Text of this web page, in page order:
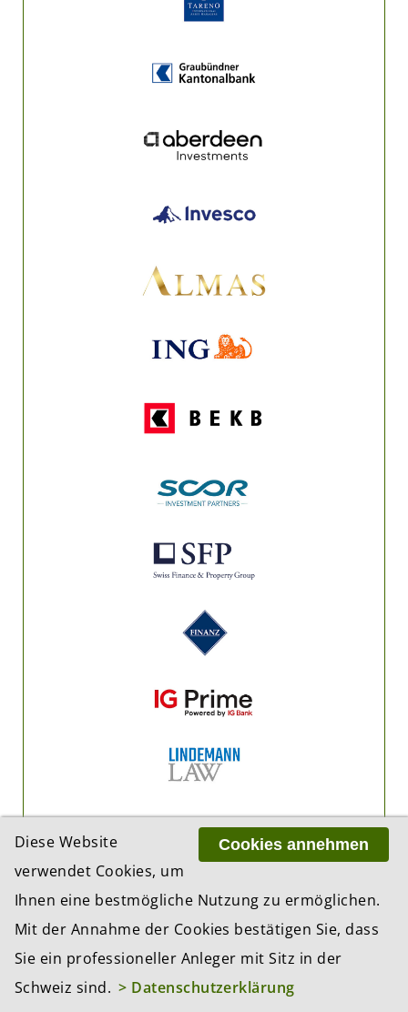
Cookies annehmen
Diese Website
verwendet Cookies, um
Ihnen eine bestmögliche Nutzung zu ermöglichen.
Mit der Annahme der Cookies bestätigen Sie, dass
Sie ein professioneller Anleger mit Sitz in der
Schweiz sind. > Datenschutzerklärung